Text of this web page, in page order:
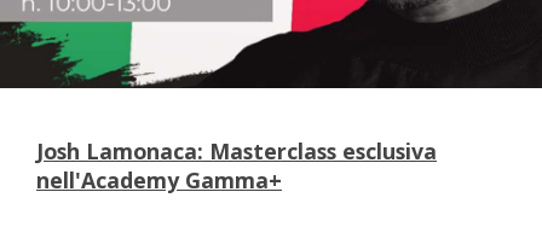
Josh Lamonaca: Masterclass esclusiva
nell'Academy Gamma+